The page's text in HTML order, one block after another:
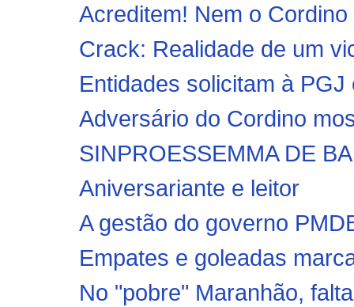
Acreditem! Nem o
Crack: Realidade de um
Entidades solicitam à
Adversário do Cordino
SINPROESSEMMA DE
Aniversariante e leitor
A gestão do governo
Empates e goleadas
No "pobre" Maranhão,